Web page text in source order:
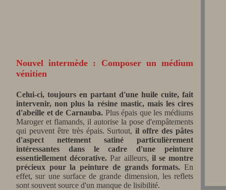
Nouvel intermède : Composer un médium
vénitien
Celui-ci, toujours en partant d'une huile cuite, fait
intervenir, non plus la résine mastic, mais les cires
d'abeille et de Carnauba.Plus épais que les médiums
Maroger et flamands, il autorise la pose d'empâtements
qui peuvent être très épais. Surtout,il offre des pâtes
d'aspect nettement satiné particulièrement
intéressantes dans le cadre d'une peinture
essentiellement décorative. Par ailleurs, il se montre
précieux pour la peinture de grands formats. En
effet, sur une surface de grande dimension, les reflets
sont souvent source d'un manque de lisibilité.